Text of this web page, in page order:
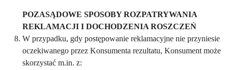
POZASĄDOWE SPOSOBY ROZPATRYWANIA
REKLAMACJI I DOCHODZENIA ROSZCZEŃ
W przypadku, gdy postępowanie reklamacyjne nie przyniesie
oczekiwanego przez Konsumenta rezultatu, Konsument może
skorzystać m.in. z: